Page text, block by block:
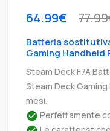
64.99€
Batteria
Gaming Handheld
Steam Deck F7A
Steam Deck Gaming
mesi.
Perfettamente